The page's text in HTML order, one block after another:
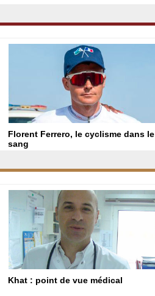
Florent Ferrero, le cyclisme dans le
sang
Khat : point de vue médical